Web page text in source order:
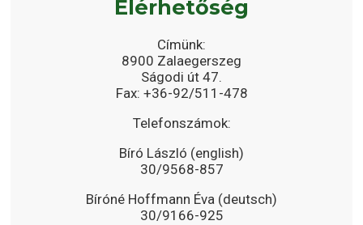
Elérhetőség
Címünk:
8900 Zalaegerszeg
Ságodi út 47.
Fax: +36-92/511-478
Telefonszámok:
Bíró László (english)
30/9568-857
Bíróné Hoffmann Éva (deutsch)
30/9166-925